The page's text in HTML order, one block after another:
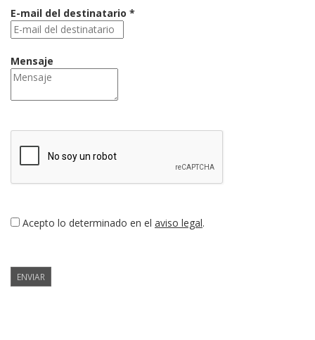
E-mail del destinatario *
Mensaje
Acepto lo determinado en el aviso legal.
ENVIAR